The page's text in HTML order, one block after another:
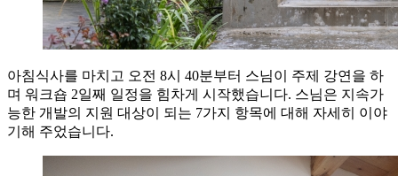
아침식사를 마치고 오전 8시 40분부터 스님이 주제 강연을 하
며 워크숍 2일째 일정을 힘차게 시작했습니다. 스님은 지속가
능한 개발의 지원 대상이 되는 7가지 항목에 대해 자세히 이야
기해 주었습니다.